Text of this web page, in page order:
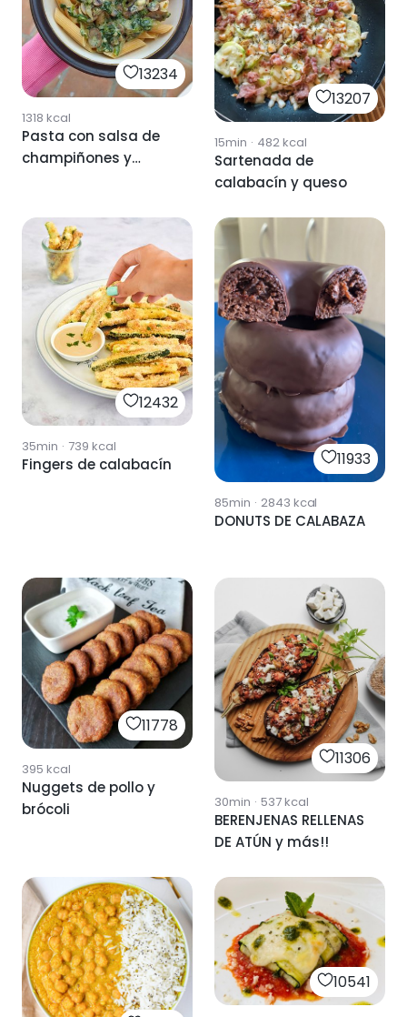
13234
1318 kcal
Pasta con salsa de
champiñones y
13207
15min · 482kcal
Sartenada de
calabacín y queso
12432
35min · 739 kcal
Fingers de calabacín 11933
85min · 2843 kcal
DONUTS DE CALABAZA
11778
395 kcal
Nuggets de pollo y
brócoli
11306
30min · 537kcal
BERENJENAS RELLENAS
DE ATÚN y más!!
10541